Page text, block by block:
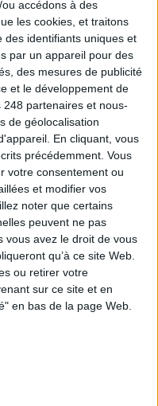
accédons à des
les cookies, et traitons
des identifiants uniques et
par un appareil pour des
des mesures de publicité
et le développement de
partenaires et nous-
de géolocalisation
En cliquant, vous
précédemment. Vous
votre consentement ou
et modifier vos
noter que certains
peuvent ne pas
vous avez le droit de vous
qu’à ce site Web.
ou retirer votre
sur ce site et en
en bas de la page Web.
qu'à ce
préférences en vous
notre politique
vous